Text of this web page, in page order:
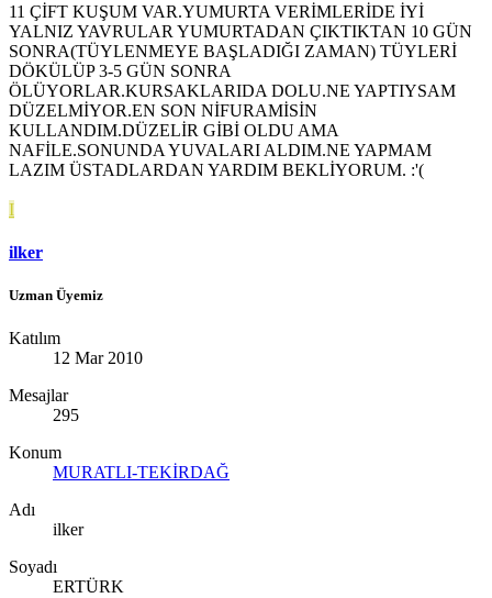
11 ÇİFT KUŞUM VAR.YUMURTA VERİMLERİDE İYİ
YALNIZ YAVRULAR YUMURTADAN ÇIKTIKTAN 10 GÜN
SONRA(TÜYLENMEYE BAŞLADIĞI ZAMAN) TÜYLERİ
DÖKÜLÜP 3-5 GÜN SONRA
ÖLÜYORLAR.KURSAKLARIDA DOLU.NE YAPTIYSAM
DÜZELMİYOR.EN SON NİFURAMİSİN
KULLANDIM.DÜZELİR GİBİ OLDU AMA
NAFİLE.SONUNDA YUVALARI ALDIM.NE YAPMAM
LAZIM ÜSTADLARDAN YARDIM BEKLİYORUM. :'(
I
ilker
Uzman Üyemiz
Katılım
12 Mar 2010
Mesajlar
295
Konum
MURATLI-TEKİRDAĞ
Adı
ilker
Soyadı
ERTÜRK